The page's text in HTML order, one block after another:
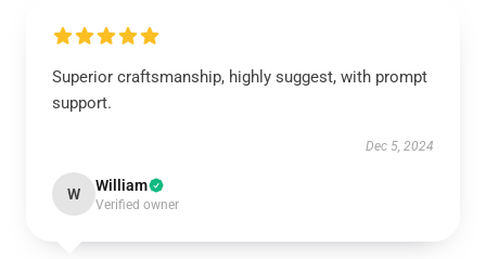
Superior craftsmanship, highly suggest, with prompt
support.
Dec 5, 2024
W William
Verified owner